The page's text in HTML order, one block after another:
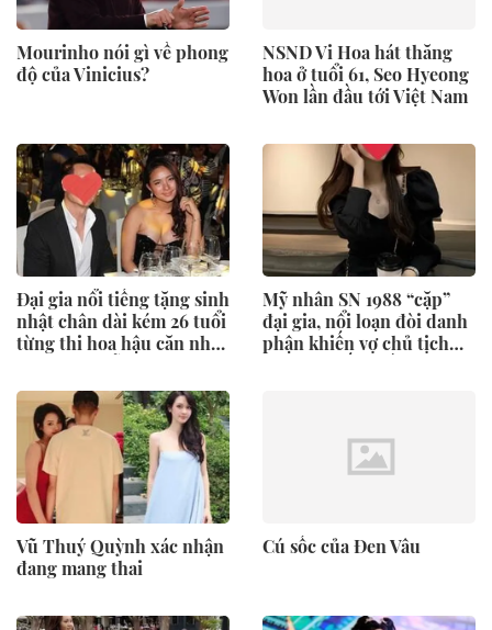
Mourinho nói gì về phong
độ của Vinicius?
NSND Vi Hoa hát thăng
hoa ở tuổi 61, Seo Hyeong
Won lần đầu tới Việt Nam
Đại gia nổi tiếng tặng sinh
nhật chân dài kém 26 tuổi
từng thi hoa hậu căn nhà
Mỹ nhân SN 1988 “cặp”
đại gia, nổi loạn đòi danh
phận khiến vợ chủ tịch
Vũ Thuý Quỳnh xác nhận
đang mang thai
Cú sốc của Đen Vâu